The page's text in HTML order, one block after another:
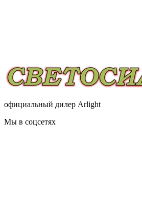
официальный дилер Arlight
Мы в соцсетях